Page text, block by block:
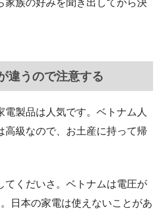
家族の好みを聞き出してから決
違うので注意する
電製品は人気です。ベトナム人
高級なので、お土産に持って帰
てくだいさ。ベトナムは電圧が
日本の家電は使えないことがあ